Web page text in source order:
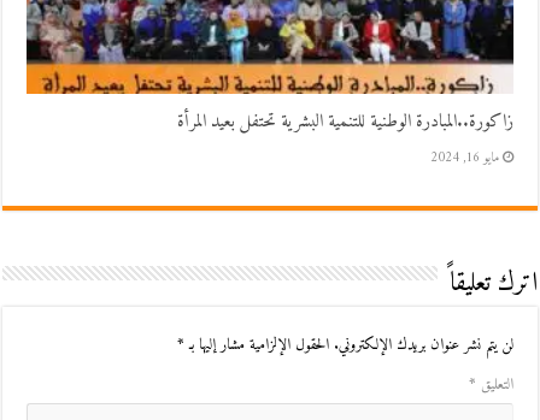
زاكورة..المبادرة الوطنية للتنمية البشرية تحتفل بعيد المرأة
مايو 16, 2024
اترك تعليقاً
لن يتم نشر عنوان بريدك الإلكتروني. الحقول الإلزامية مشار إليها بـ*
التعليق *